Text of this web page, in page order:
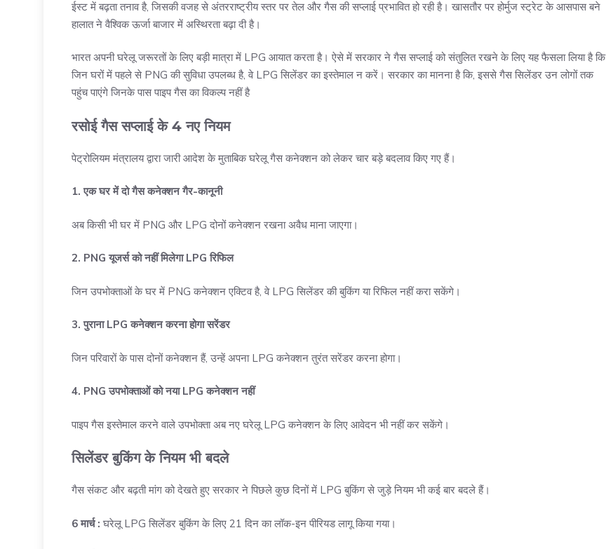
ईस्ट में बढ़ता तनाव है, जिसकी वजह से अंतरराष्ट्रीय स्तर पर तेल और गैस की सप्लाई प्रभावित हो रही है। खासतौर पर होर्मुज स्ट्रेट के आसपास बने
हालात ने वैश्विक ऊर्जा बाजार में अस्थिरता बढ़ा दी है।
भारत अपनी घरेलू जरूरतों के लिए बड़ी मात्रा में LPG आयात करता है। ऐसे में सरकार ने गैस सप्लाई को संतुलित रखने के लिए यह फैसला लिया है कि
जिन घरों में पहले से PNG की सुविधा उपलब्ध है, वे LPG सिलेंडर का इस्तेमाल न करें। सरकार का मानना है कि, इससे गैस सिलेंडर उन लोगों तक
पहुंच पाएंगे जिनके पास पाइप गैस का विकल्प नहीं है
रसोई गैस सप्लाई के 4 नए नियम
पेट्रोलियम मंत्रालय द्वारा जारी आदेश के मुताबिक घरेलू गैस कनेक्शन को लेकर चार बड़े बदलाव किए गए हैं।
1. एक घर में दो गैस कनेक्शन गैर-कानूनी
अब किसी भी घर में PNG और LPG दोनों कनेक्शन रखना अवैध माना जाएगा।
2. PNG यूजर्स को नहीं मिलेगा LPG रिफिल
जिन उपभोक्ताओं के घर में PNG कनेक्शन एक्टिव है, वे LPG सिलेंडर की बुकिंग या रिफिल नहीं करा सकेंगे।
3. पुराना LPG कनेक्शन करना होगा सरेंडर
जिन परिवारों के पास दोनों कनेक्शन हैं, उन्हें अपना LPG कनेक्शन तुरंत सरेंडर करना होगा।
4. PNG उपभोक्ताओं को नया LPG कनेक्शन नहीं
पाइप गैस इस्तेमाल करने वाले उपभोक्ता अब नए घरेलू LPG कनेक्शन के लिए आवेदन भी नहीं कर सकेंगे।
सिलेंडर बुकिंग के नियम भी बदले
गैस संकट और बढ़ती मांग को देखते हुए सरकार ने पिछले कुछ दिनों में LPG बुकिंग से जुड़े नियम भी कई बार बदले हैं।
6 मार्च : घरेलू LPG सिलेंडर बुकिंग के लिए 21 दिन का लॉक-इन पीरियड लागू किया गया।